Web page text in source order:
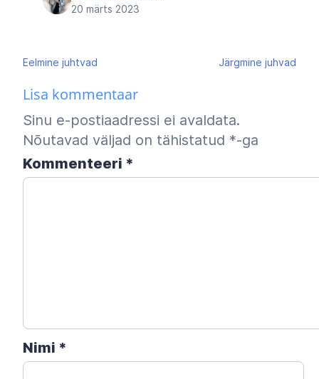
20 märts 2023
Navigeerimine
Eelmine juhtvad Järgmine juhvad
Lisa kommentaar
Sinu e-postiaadressi ei avaldata.
Nõutavad väljad on tähistatud *-ga
Kommenteeri *
Nimi *